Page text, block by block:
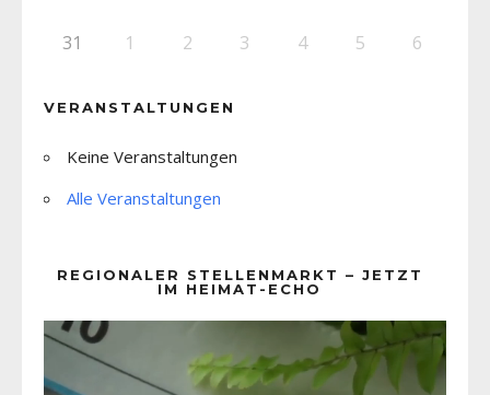
31 1 2 3 4 5 6
VERANSTALTUNGEN
Keine Veranstaltungen
Alle Veranstaltungen
REGIONALER STELLENMARKT – JETZT
IM HEIMAT-ECHO
Player